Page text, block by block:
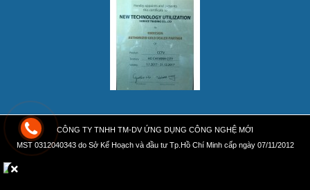
CÔNG TY TNHH TM-DV ỨNG DỤNG CÔNG NGHỆ MỚI
MST 0312040343 do Sở Kế Hoạch và đầu tư Tp.Hồ Chí Minh cấp ngày 07/11/2012